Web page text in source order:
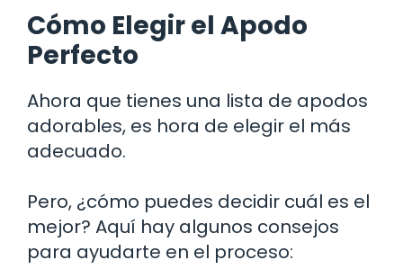
Cómo Elegir el Apodo
Perfecto
Ahora que tienes una lista de apodos
adorables, es hora de elegir el más
adecuado.
Pero, ¿cómo puedes decidir cuál es el
mejor? Aquí hay algunos consejos
para ayudarte en el proceso: